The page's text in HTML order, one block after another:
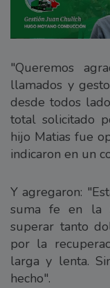
"Queremos
llamados y
desde todos
total solicitado
hijo Matias fue
indicaron en un
Y agregaron:
suma fe en la
superar tanto
por la
larga y lenta.
hecho".